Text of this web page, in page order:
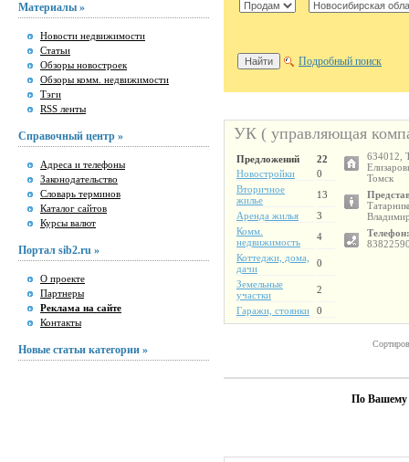
Материалы »
Новости недвижимости
Статьи
Обзоры новостроек
Обзоры комм. недвижимости
Тэги
RSS ленты
Справочный центр »
Адреса и телефоны
Законодательство
Словарь терминов
Каталог сайтов
Курсы валют
Портал sib2.ru »
О проекте
Партнеры
Реклама на сайте
Контакты
Новые статьи категории »
Подробный поиск
УК ( управляющая
Предложений
22
Новостройки
0
Вторичное
жилье
13
Аренда жилья
3
Комм.
недвижимость
4
Коттеджи, дома,
дачи
0
Земельные
участки
2
Гаражи, стоянки
0
634012,
Томск
Телефон:
По Вашему